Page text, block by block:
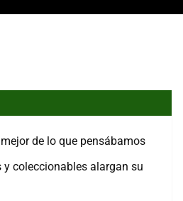
de lo que pensábamos
coleccionables alargan su